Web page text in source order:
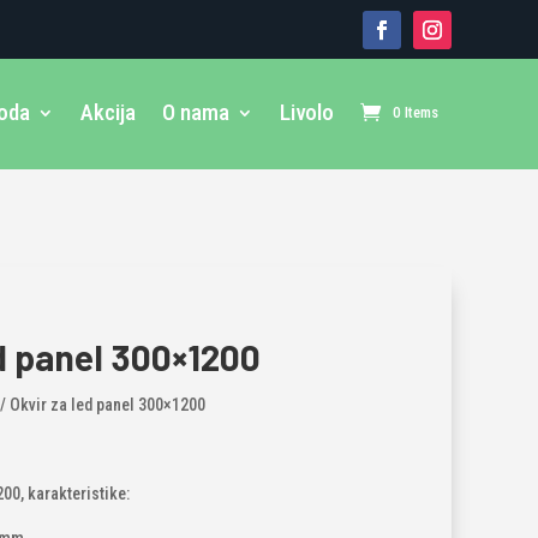
Akcija O nama Livolo 0 Items
panel 300×1200
/ Okvir za led panel 300×1200
karakteristike: